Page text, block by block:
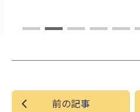
前の記事